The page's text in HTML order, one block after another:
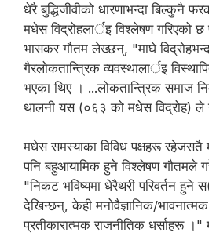
धेरै बुद्धिजीवीको धारणाभन्दा बिल्कुनै
मधेस विद्रोहलार्इ विश्लेषण गरिएको
भासकर गौतम लेख्छन्, "माघे
गैरलोकतान्त्रिक व्यवस्थालार्इ
भएका थिए । ...लोकतान्त्रिक समाज
थालनी यस (०६३ को मधेस विद्रोह) ले
मधेस समस्याका विविध पक्षहरू रहेजसतै
पनि बहुआयामिक हुने विश्लेषण
"निकट भविष्यमा धेरैथरी परिवर्तन
देखिन्छन्, केही मनोवैज्ञानिक/
प्रतीकारात्मक राजनीतिक धर्साहरू